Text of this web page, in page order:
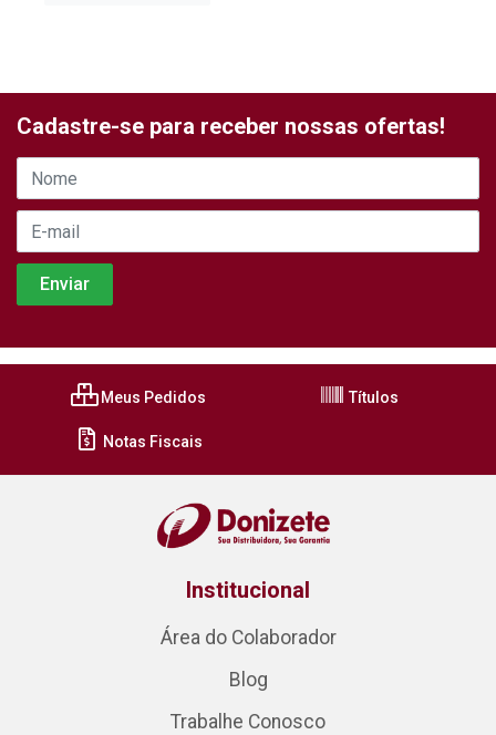
Cadastre-se para receber nossas ofertas!
Meus Pedidos Títulos
Notas Fiscais
Institucional
Área do Colaborador
Blog
Trabalhe Conosco